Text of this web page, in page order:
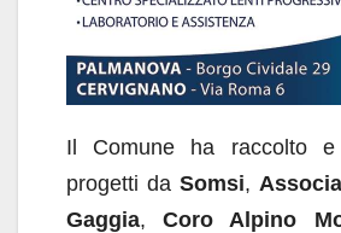
Il Comune ha raccolto e
progetti da Somsi,
Gaggia,Coro Alpino